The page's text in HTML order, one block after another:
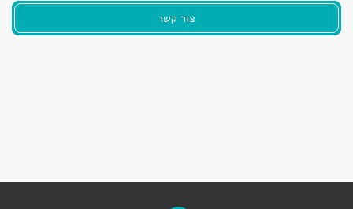
צור קשר